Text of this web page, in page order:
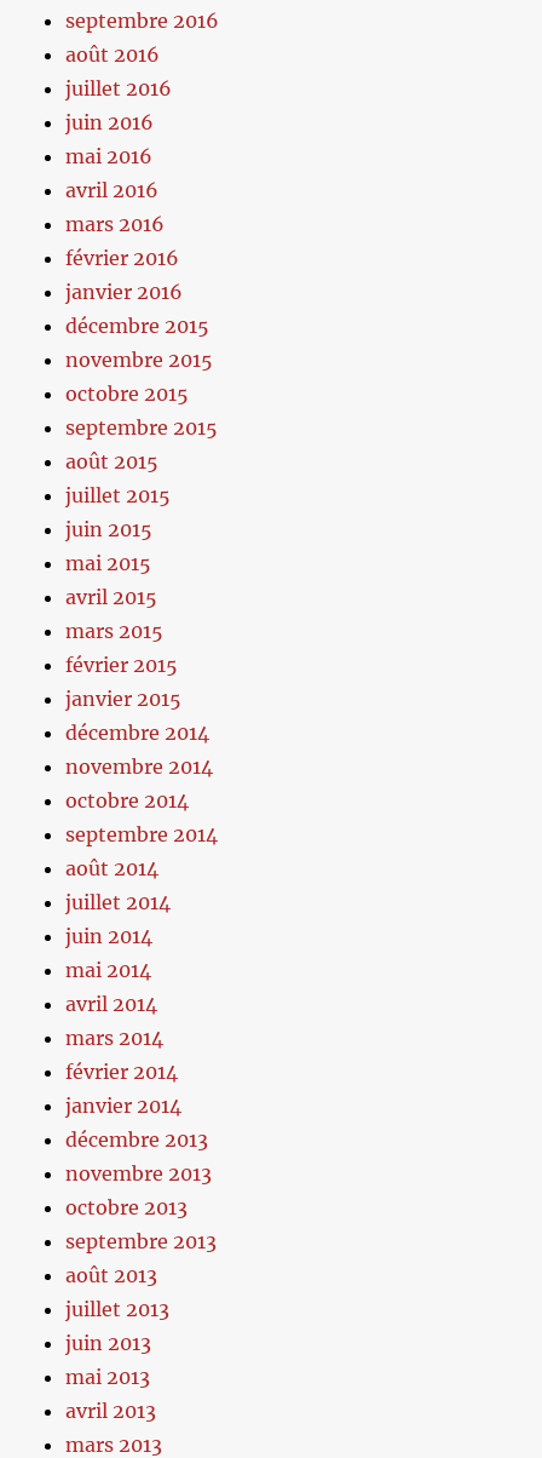
septembre 2016
août 2016
juillet 2016
juin 2016
mai 2016
avril 2016
mars 2016
février 2016
janvier 2016
décembre 2015
novembre 2015
octobre 2015
septembre 2015
août 2015
juillet 2015
juin 2015
mai 2015
avril 2015
mars 2015
février 2015
janvier 2015
décembre 2014
novembre 2014
octobre 2014
septembre 2014
août 2014
juillet 2014
juin 2014
mai 2014
avril 2014
mars 2014
février 2014
janvier 2014
décembre 2013
novembre 2013
octobre 2013
septembre 2013
août 2013
juillet 2013
juin 2013
mai 2013
avril 2013
mars 2013